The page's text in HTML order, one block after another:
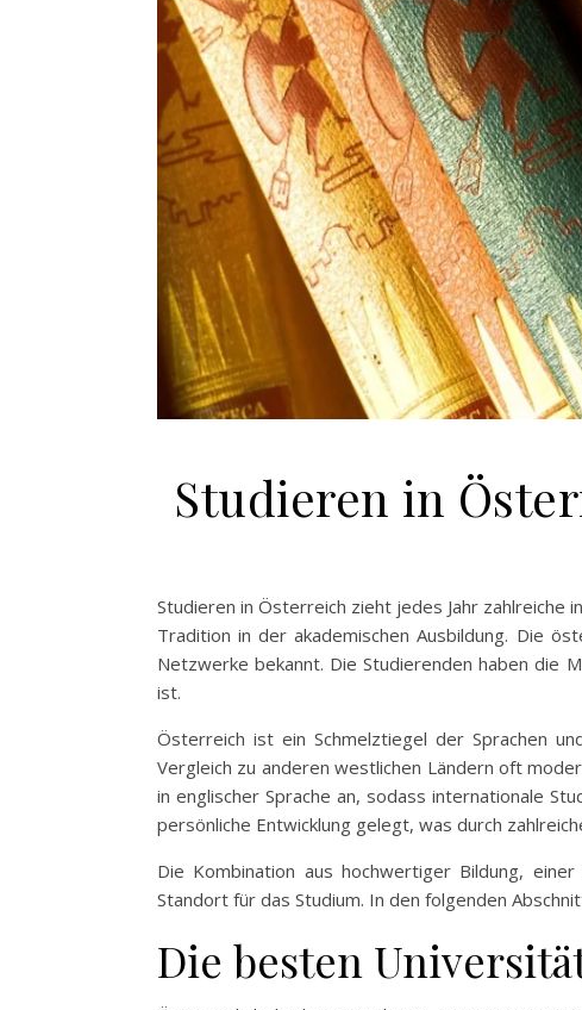
Studieren in
Studieren in Österreich zieht jedes Jahr zahlreiche
Tradition in der akademischen Ausbildung. Die
Netzwerke bekannt. Die Studierenden haben die
ist.
Österreich ist ein Schmelztiegel der Sprachen
Vergleich zu anderen westlichen Ländern oft
in englischer Sprache an, sodass internationale
persönliche Entwicklung gelegt, was durch
Die Kombination aus hochwertiger Bildung,
Standort für das Studium. In den folgenden
Die besten